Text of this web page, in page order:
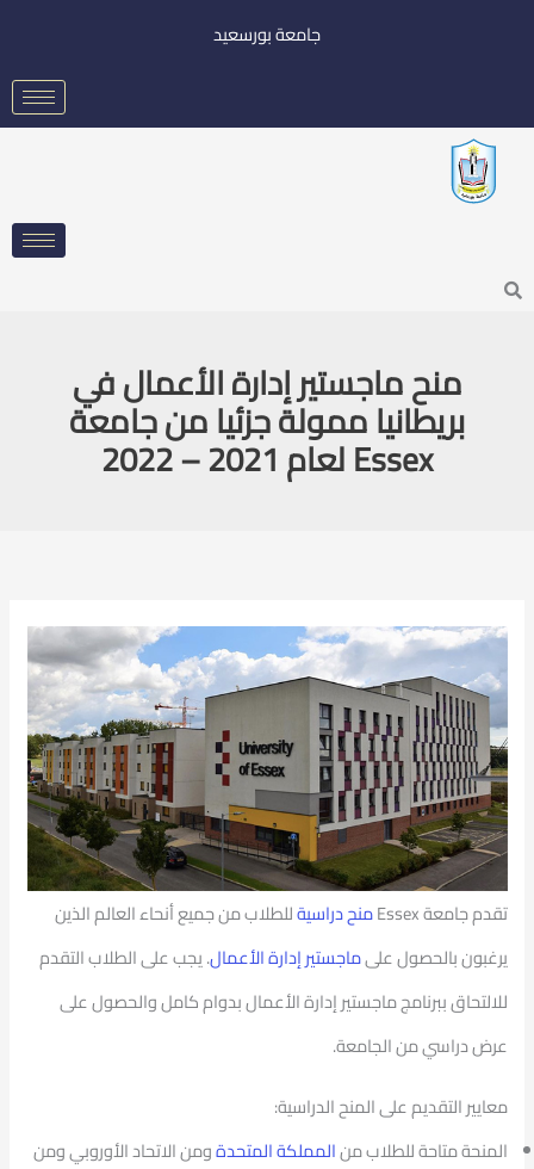
جامعة بورسعيد
Search
منح ماجستير إدارة الأعمال في
بريطانيا ممولة جزئيا من جامعة
Essex لعام 2021 – 2022
تقدم جامعةEssexمنح دراسيةللطلاب من جميع أنحاء العالم الذين
يرغبون بالحصول علىماجستير إدارة الأعمال. يجب على الطلاب التقدم
للالتحاق ببرنامج ماجستير إدارة الأعمال بدوام كامل والحصول على
عرض دراسي من الجامعة.
معايير التقديم على المنح الدراسية:
المنحة متاحة للطلاب منالمملكة المتحدةومن الاتحاد الأوروبي ومن